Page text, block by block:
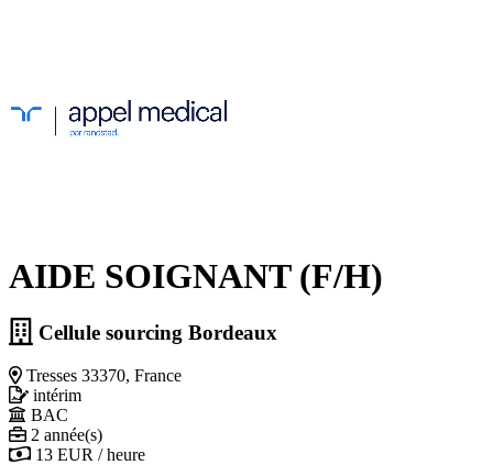
AIDE SOIGNANT (F/H)
Cellule sourcing Bordeaux
Tresses 33370, France
intérim
BAC
2 année(s)
13 EUR / heure